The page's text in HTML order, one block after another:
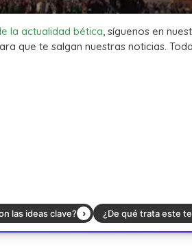
la actualidad bética, síguenos en
que te salgan nuestras noticias.